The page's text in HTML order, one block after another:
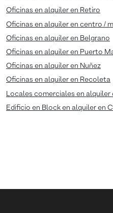
Oficinas en alquiler en Retiro
Oficinas en alquiler en centro /
Oficinas en alquiler en Belgrano
Oficinas en alquiler en Puerto
Oficinas en alquiler en Nuñez
Oficinas en alquiler en Recoleta
Locales comerciales en alquiler
Edificio en Block en alquiler en